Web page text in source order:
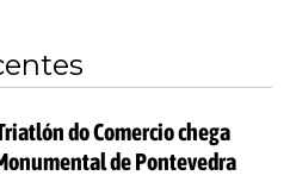
do Comercio chega
de Pontevedra